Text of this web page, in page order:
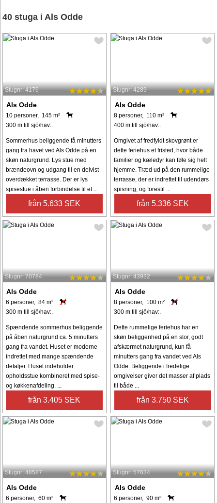
40 stuga i Als Odde
Stugnr: 4176
Als Odde
10 personer, 145 m²
300 m till sjö/hav:.
Sommerhus beliggende få minutters
gang fra havet ved Als Odde på en
skøn naturgrund. Lys stue med
brændeovn og udgang til en delvist
overdækket terrasse. Der er lys
spisestue i åben forbindelse til et ...
från 5.633 SEK
Stugnr: 4289
Als Odde
8 personer, 110 m²
400 m till sjö/hav:.
Omgivet af fredfyldt skovgrønt er
dette feriehus et fristed, hvor både
familier og kæledyr kan føle sig helt
hjemme. Træd ud på den rummelige
terrasse, der er indrettet til udendørs
spisning, og forestil ...
från 5.336 SEK
Stugnr: 70784
Als Odde
6 personer, 84 m²
300 m till sjö/hav:.
Spændende sommerhus beliggende
på åben naturgrund ca. 5 minutters
gang fra vandet. Huset er moderne
indrettet med mange spændende
detaljer. Huset indeholder
opholdsstue kombineret med spise-
og køkkenafdeling. ...
från 3.405 SEK
Stugnr: 43932
Als Odde
8 personer, 100 m²
300 m till sjö/hav:.
Dette rummelige feriehus har en
skøn beliggenhed på en stor, godt
afskærmet naturgrund, kun få
minutters gang fra vandet ved Als
Odde. Beliggende i fredelige
omgivelser giver det masser af plads
til både ...
från 3.750 SEK
Stugnr: 48587
Als Odde
6 personer, 60 m²
Stugnr: 57634
Als Odde
6 personer, 90 m²